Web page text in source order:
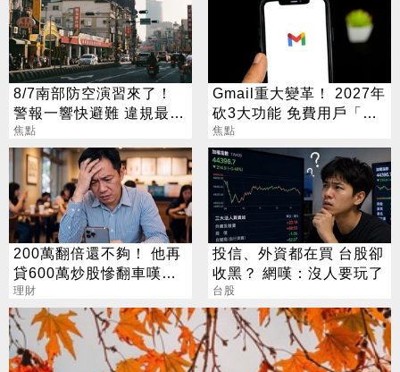
8/7南部防空演習來了！
警報一響快避難 違規最高
開罰15萬
焦點
Gmail重大變革！ 2027年
砍3大功能 免費用戶「這
好康」不能用了
焦點
200萬翻倍還不夠！ 他再
貸600萬炒股慘翻車嘆：
拜紫南宮也沒用
理財
投信、外資都在買 台股卻
收黑？ 網嘆：沒人要玩了
台股